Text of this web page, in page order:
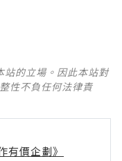
站的立場。因此本站對
性不負任何法律責
有價企劃》